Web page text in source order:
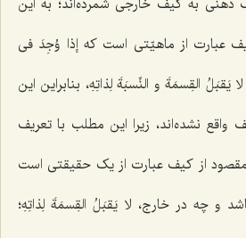
به کیف خارجى شمرده‌اند؛ به این
عبارت از ماهیّتی است کهإذا وُجِدَ فی
القِسمَةَ و النِّسبَةَ لِذاتِهِ، بنابراین این
نشده‌اند، زیرا این مطلب با تعریف
مقصود از کیف عبارت از یک حقیقتی است
و چه در خارج، لا یَقبَلُ القِسمَةَ لِذاتِهِ؛